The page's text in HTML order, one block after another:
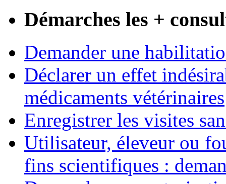
Démarches les +
Demander une
Déclarer un effet
médicaments vétérinaires
Enregistrer les visites
Utilisateur, éleveur ou
fins scientifiques :